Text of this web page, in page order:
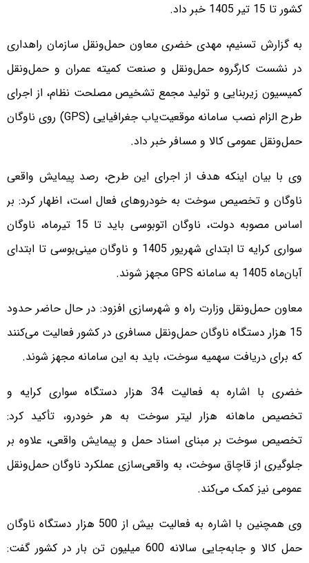
کشور تا 15 تیر 1405 خبر داد.
به گزارش تسنیم، مهدی خضری معاون حمل‌ونقل سازمان راهداری
در نشست کارگروه حمل‌ونقل و صنعت کمیته عمران و حمل‌ونقل
کمیسیون زیربنایی و تولید مجمع تشخیص مصلحت نظام، از اجرای
طرح الزام نصب سامانه موقعیت‌یاب جغرافیایی (GPS) روی ناوگان
حمل‌ونقل عمومی کالا و مسافر خبر داد.
وی با بیان اینکه هدف از اجرای این طرح، رصد پیمایش واقعی
ناوگان و تخصیص سوخت به خودروهای فعال است، اظهار کرد: بر
اساس مصوبه دولت، ناوگان اتوبوسی باید تا 15 تیرماه، ناوگان
سواری کرایه تا ابتدای شهریور 1405 و ناوگان مینی‌بوسی تا ابتدای
آبان‌ماه 1405 به سامانه GPS مجهز شوند.
معاون حمل‌ونقل وزارت راه و شهرسازی افزود: در حال حاضر حدود
15 هزار دستگاه ناوگان حمل‌ونقل مسافری در کشور فعالیت می‌کنند
که برای دریافت سهمیه سوخت، باید به این سامانه مجهز شوند.
خضری با اشاره به فعالیت 34 هزار دستگاه سواری کرایه و
تخصیص ماهانه هزار لیتر سوخت به هر خودرو، تأکید کرد:
تخصیص سوخت بر مبنای اسناد حمل و پیمایش واقعی، علاوه بر
جلوگیری از قاچاق سوخت، به واقعی‌سازی عملکرد ناوگان حمل‌ونقل
عمومی نیز کمک می‌کند.
وی همچنین با اشاره به فعالیت بیش از 500 هزار دستگاه ناوگان
حمل کالا و جابه‌جایی سالانه 600 میلیون تن بار در کشور گفت: